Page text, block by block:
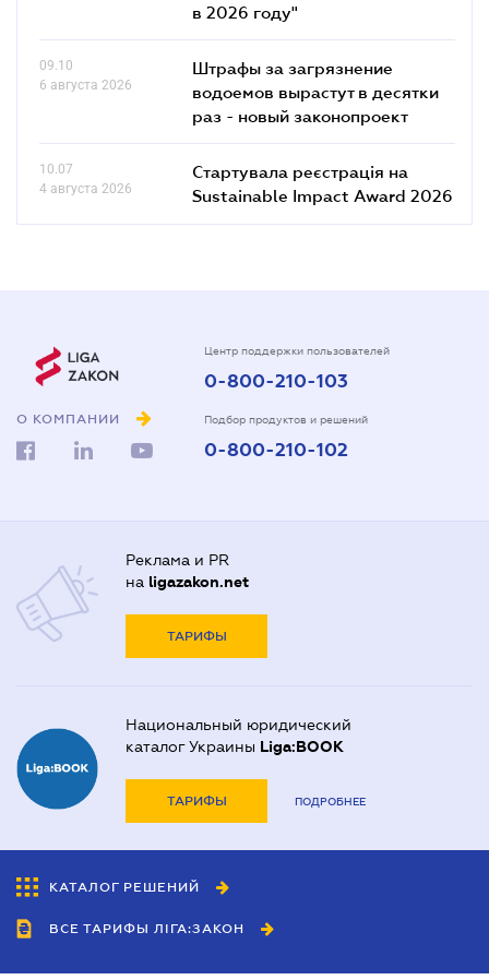
в 2026 году"
09.10
6 августа 2026
Штрафы за загрязнение
водоемов вырастут в десятки
раз - новый законопроект
10.07
4 августа 2026
Стартувала реєстрація на
Sustainable Impact Award 2026
О КОМПАНИИ
Центр поддержки пользователей
0-800-210-103
Подбор продуктов и решений
0-800-210-102
Реклама и PR
на ligazakon.net
ТАРИФЫ
Национальный юридический
каталог Украины Liga:BOOK
ТАРИФЫ ПОДРОБНЕЕ
КАТАЛОГ РЕШЕНИЙ
ВСЕ ТАРИФЫ ЛІГА:ЗАКОН